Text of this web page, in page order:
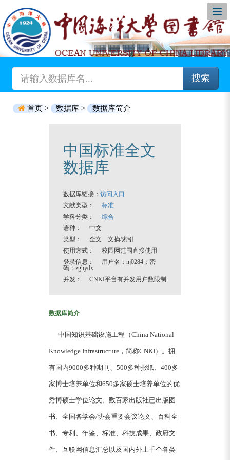
搜索
首页 > 数据库 > 数据库简介
中国标准全文
数据库
数据库链接： 访问入口
文献类型： 标准
学科分类： 综合
语种： 中文
类型： 全文 文摘/索引
使用方式： 校园网范围直接使用
登录信息： 用户名：nj0284；密
码：zghydx
并发： CNKI平台有并发用户数限制
数据库简介
中国知识基础设施工程（China National
Knowledge Infrastructure，简称CNKI）。拥
有国内9000多种期刊、500多种报纸、400多
家博士培养单位和650多家硕士培养单位的优
秀博硕士学位论文、数百家出版社已出版图
书、全国各学会/协会重要会议论文、百科全
书、专利、年鉴、标准、科技成果、政府文
件、互联网信息汇总以及国内外上千个各类